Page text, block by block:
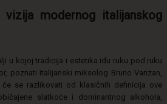
modernog italijanskog
u kojoj tradicija i estetika idu ruku pod ruku
poznati italijanski miksolog Bruno Vanzan,
se razlikovati od klasičnih definicija ove
slatkoće i dominantnog alkohola,